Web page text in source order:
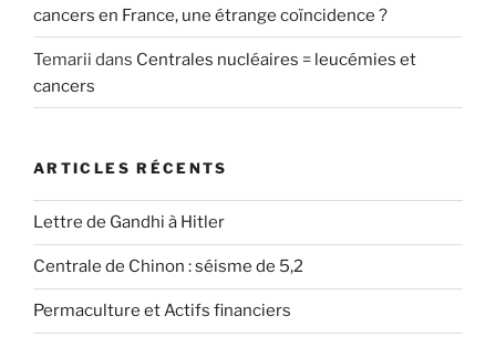
cancers en France, une étrange coïncidence ?
Temarii dans Centrales nucléaires = leucémies et
cancers
ARTICLES RÉCENTS
Lettre de Gandhi à Hitler
Centrale de Chinon : séisme de 5,2
Permaculture et Actifs financiers